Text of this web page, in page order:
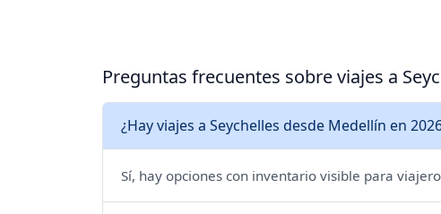
Preguntas frecuentes sobre viajes a
¿Hay viajes a Seychelles desde Medellín en
Sí, hay opciones con inventario visible para